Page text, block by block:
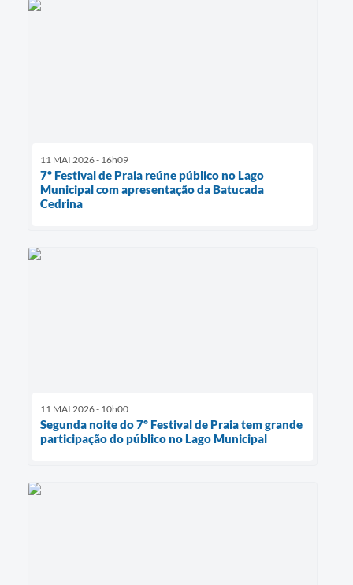
11 MAI 2026 - 16h09
7º Festival de Praia reúne público no Lago
Municipal com apresentação da Batucada
Cedrina
11 MAI 2026 - 10h00
Segunda noite do 7º Festival de Praia tem grande
participação do público no Lago Municipal